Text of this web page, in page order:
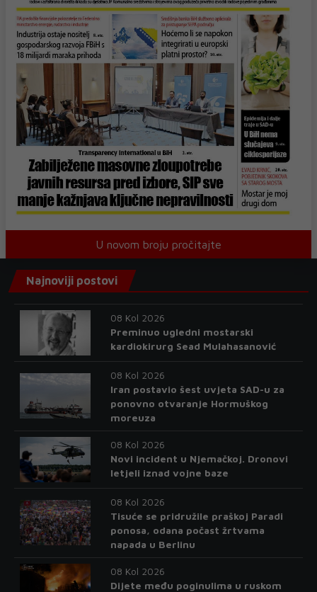
U novom broju pročitajte
Najnoviji postovi
08 Kol 2026
Preminuo ugledni mostarski
kardiokirurg Sead Mulahasanović
08 Kol 2026
Iran postavio šest uvjeta SAD-u za
ponovno otvaranje Hormuškog
moreuza
08 Kol 2026
Novi incident u Njemačkoj. Dronovi
letjeli iznad vojne baze
08 Kol 2026
Tisuće se pridružile praškoj Paradi
ponosa, odana počast žrtvama
napada u Berlinu
08 Kol 2026
Dijete među poginulima u ruskom